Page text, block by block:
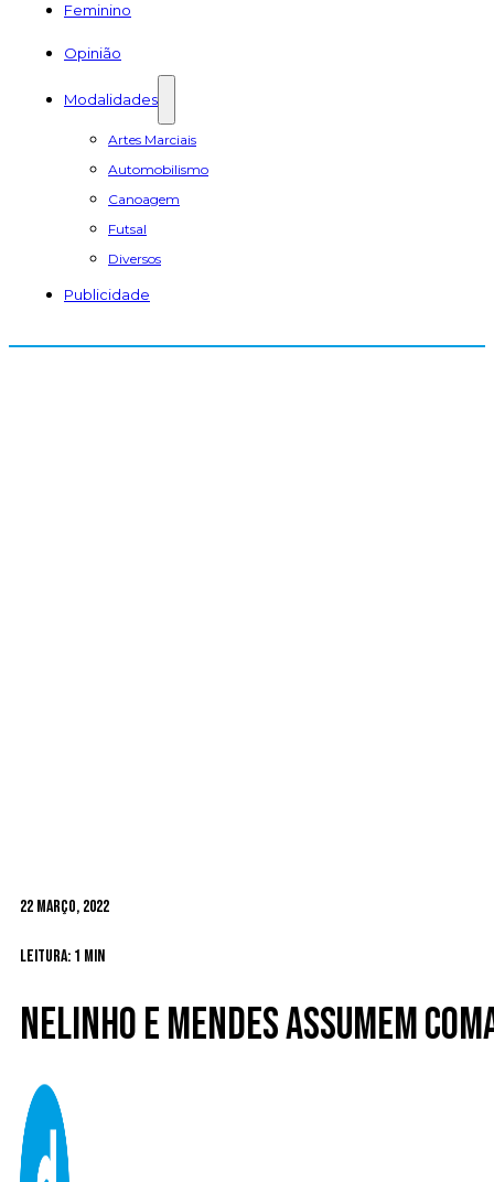
Feminino
Opinião
Modalidades
Artes Marciais
Automobilismo
Canoagem
Futsal
Diversos
Publicidade
22 Março, 2022
Leitura: 1 min
Nelinho e Mendes assumem